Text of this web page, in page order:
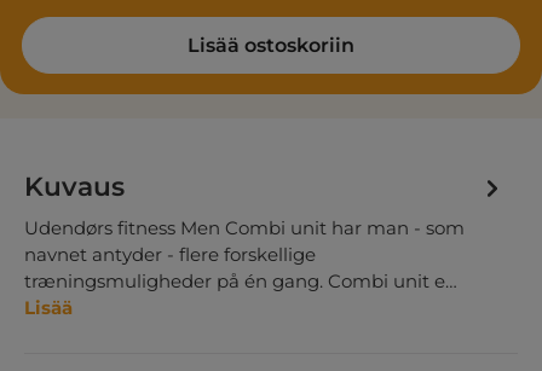
Lisää ostoskoriin
Kuvaus
Udendørs fitness Men Combi unit har man - som
navnet antyder - flere forskellige
træningsmuligheder på én gang. Combi unit e…
Lisää